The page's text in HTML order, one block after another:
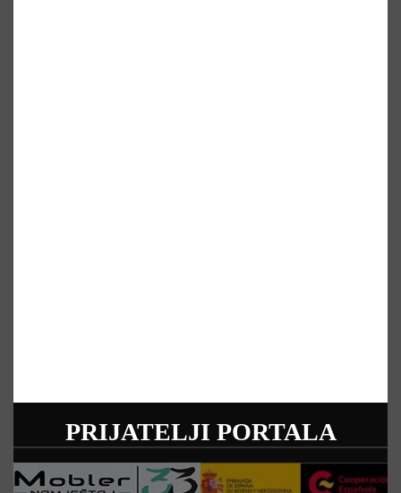
PRIJATELJI PORTALA